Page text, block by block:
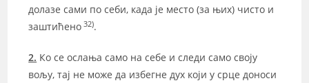
долазе сами по себи, када је место (за њих) чисто и
заштићено 32).
2. Ко се ослања само на себе и следи само своју
вољу, тај не може да избегне дух који у срце доноси